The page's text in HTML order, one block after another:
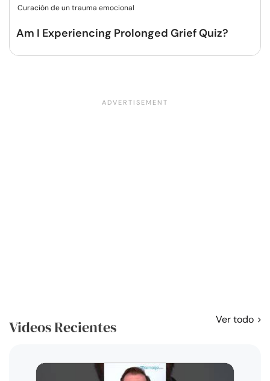
Curación de un trauma emocional
Am I Experiencing Prolonged Grief Quiz?
Videos Recientes Ver todo